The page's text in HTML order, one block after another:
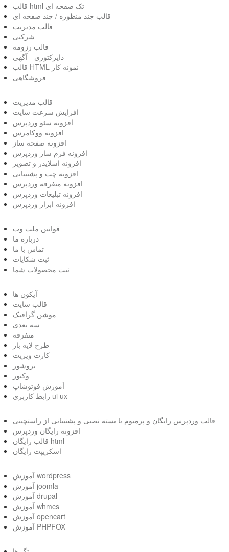
قالب html تک صفحه ای
قالب چند منظوره / چند صفحه ای
قالب مدیریت
شرکتی
قالب رزومه
دایرکتوری - آگهی
قالب HTML نمونه کار
فروشگاهی
قالب مدیریت
افزایش سرعت سایت
افزونه سئو وردپرس
افزونه ووکامرس
افزونه صفحه ساز
افزونه فرم ساز وردپرس
افزونه اسلایدر و تصویر
افزونه چت و پشتیبانی
افزونه متفرقه وردپرس
افزونه تبلیغات وردپرس
افزونه ابزار وردپرس
قوانین ملت وب
درباره ما
تماس با ما
ثبت شکایات
ثبت محصولات شما
آیکون ها
قالب سایت
موشن گرافیک
سه بعدی
متفرقه
طرح لایه باز
کارت ویزیت
بروشور
وکتور
آموزش فوتوشاپ
رابط کاربری ui ux
قالب وردپرس رایگان و پرمیوم با بسته نصبی و پشتیبانی از راستچینی
افزونه رایگان وردپرس
قالب رایگان html
اسکریپت رایگان
آموزش wordpress
آموزش joomla
آموزش drupal
آموزش whmcs
آموزش opencart
آموزش PHPFOX